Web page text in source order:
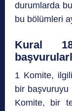
durumlarda
bu bölümleri
Kural
1 Komite,
bir başvuruyu
Komite, bir